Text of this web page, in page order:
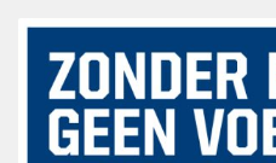
De jaren 1980 – 1989
De jaren 1990 – 1999
De jaren 2000 – 2009
De jaren 2010 – 2015